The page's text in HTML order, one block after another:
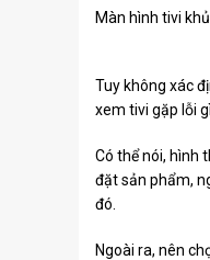
Màn hình tivi
Tuy không xác
xem tivi gặp lỗi
Có thể nói, hình
đặt sản phẩm,
đó.
Ngoài ra, nên